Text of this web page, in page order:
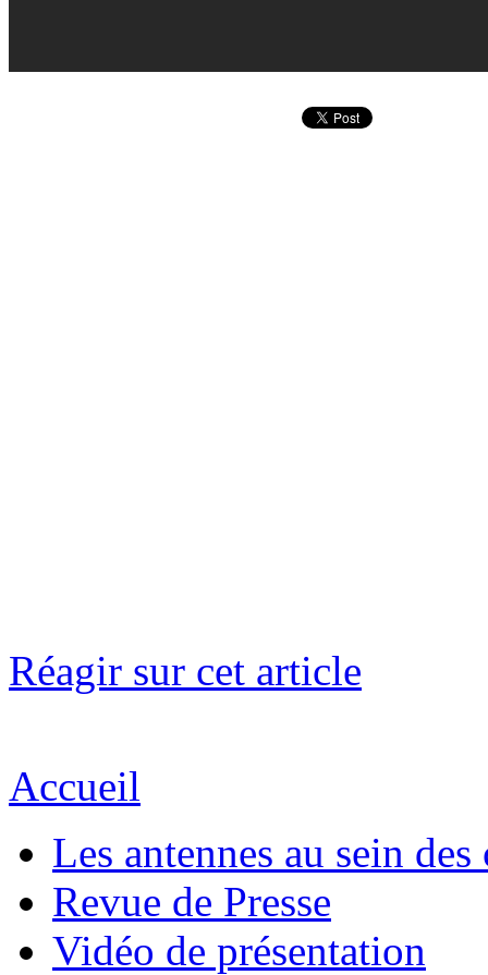
Réagir sur cet article
Accueil
Les antennes au sein des
Revue de Presse
Vidéo de présentation